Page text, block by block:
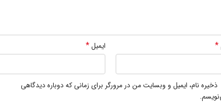
* ایمیل*
ذخیره نام، ایمیل و وبسایت من در مرورگر برای زمانی که دوباره دیدگاهی